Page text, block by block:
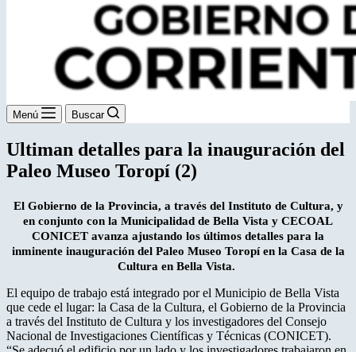
Menú Buscar
Ultiman detalles para la inauguración del
Paleo Museo Toropí (2)
El Gobierno de la Provincia, a través del Instituto de Cultura, y
en conjunto con la Municipalidad de Bella Vista y CECOAL
CONICET avanza ajustando los últimos detalles para la
inminente inauguración del Paleo Museo Toropí en la Casa de la
Cultura en Bella Vista.
El equipo de trabajo está integrado por el Municipio de Bella Vista
que cede el lugar: la Casa de la Cultura, el Gobierno de la Provincia
a través del Instituto de Cultura y los investigadores del Consejo
Nacional de Investigaciones Científicas y Técnicas (CONICET).